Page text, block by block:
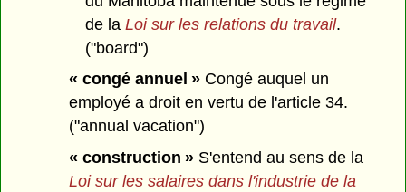
de la Loi sur les relations du travail.
("board")
« congé annuel » Congé auquel un
employé a droit en vertu de l'article 34.
("annual vacation")
« construction » S'entend au sens de la
Loi sur les salaires dans l'industrie de la